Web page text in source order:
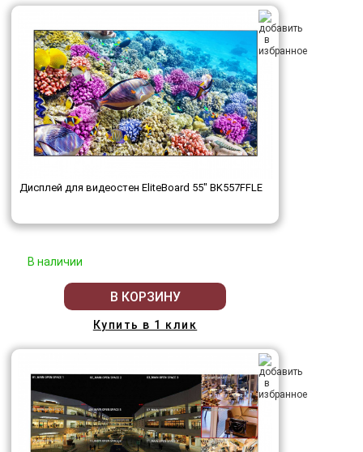
Дисплей для видеостен EliteBoard 55" BK557FFLE
В наличии
В КОРЗИНУ
Купить в 1 клик